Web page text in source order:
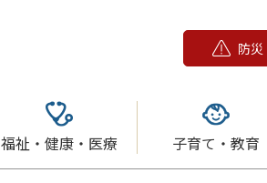
防災
福祉・健康・医療 子育て・教育